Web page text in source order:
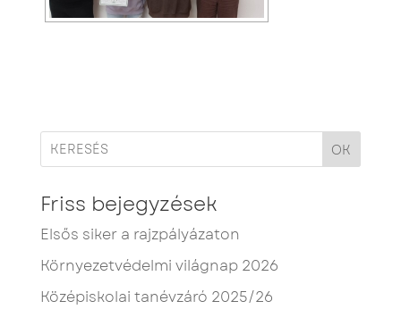
OK
Friss bejegyzések
Elsős siker a rajzpályázaton
Környezetvédelmi világnap 2026
Középiskolai tanévzáró 2025/26